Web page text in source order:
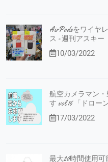
AirPodsをワイヤ
ス - 週刊アスキー
10/03/2022
航空カメラマン
す vol.16 「ドロー
17/03/2022
最大20時間使用